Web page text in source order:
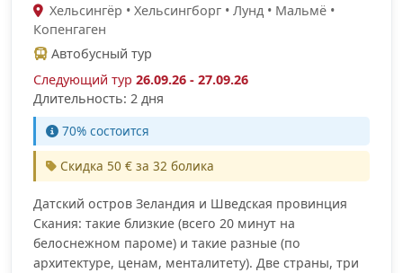
Хельсингёр • Хельсингборг • Лунд • Мальмё •
Копенгаген
Автобусный тур
Следующий тур 26.09.26 - 27.09.26
Длительность: 2 дня
70% cостоится
Скидка 50 € за 32 болика
Датский остров Зеландия и Шведская провинция
Скания: такие близкие (всего 20 минут на
белоснежном пароме) и такие разные (по
архитектуре, ценам, менталитету). Две страны, три